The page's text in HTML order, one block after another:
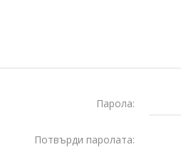
Парола:
Потвърди паролата: